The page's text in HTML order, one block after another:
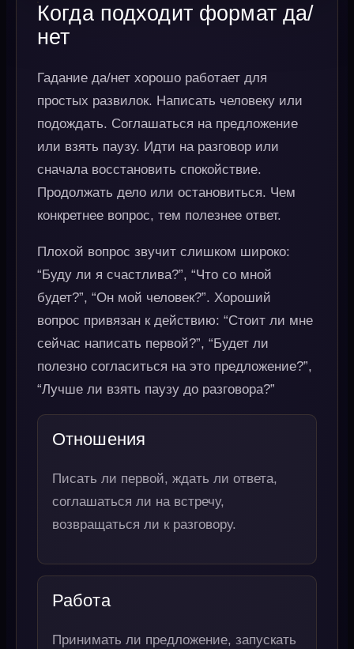
Когда подходит формат да/
нет
Гадание да/нет хорошо работает для
простых развилок. Написать человеку или
подождать. Соглашаться на предложение
или взять паузу. Идти на разговор или
сначала восстановить спокойствие.
Продолжать дело или остановиться. Чем
конкретнее вопрос, тем полезнее ответ.
Плохой вопрос звучит слишком широко:
“Буду ли я счастлива?”, “Что со мной
будет?”, “Он мой человек?”. Хороший
вопрос привязан к действию: “Стоит ли мне
сейчас написать первой?”, “Будет ли
полезно согласиться на это предложение?”,
“Лучше ли взять паузу до разговора?”
Отношения
Писать ли первой, ждать ли ответа,
соглашаться ли на встречу,
возвращаться ли к разговору.
Работа
Принимать ли предложение, запускать